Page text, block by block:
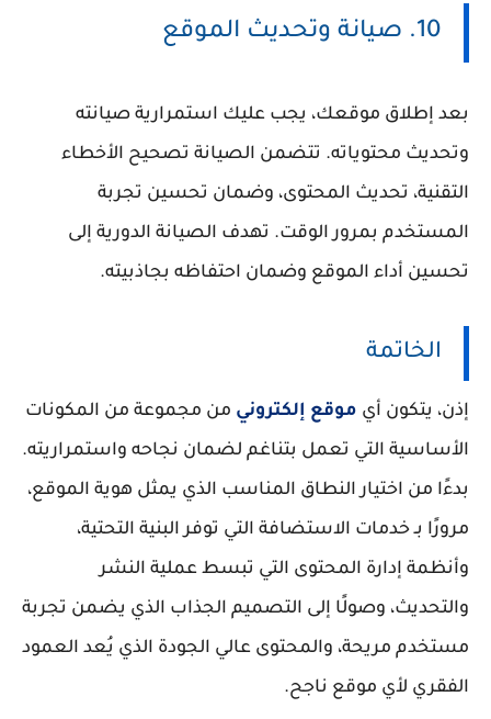
10. صيانة وتحديث الموقع
بعد إطلاق موقعك، يجب عليك استمرارية صيانته
وتحديث محتوياته. تتضمن الصيانة تصحيح الأخطاء
التقنية، تحديث المحتوى، وضمان تحسين تجربة
المستخدم بمرور الوقت. تهدف الصيانة الدورية إلى
تحسين أداء الموقع وضمان احتفاظه بجاذبيته.
الخاتمة
إذن، يتكون أي موقع إلكتروني من مجموعة من المكونات
الأساسية التي تعمل بتناغم لضمان نجاحه واستمراريته.
بدءًا من اختيار النطاق المناسب الذي يمثل هوية الموقع،
مرورًا بـ خدمات الاستضافة التي توفر البنية التحتية،
وأنظمة إدارة المحتوى التي تبسط عملية النشر
والتحديث، وصولًا إلى التصميم الجذاب الذي يضمن تجربة
مستخدم مريحة، والمحتوى عالي الجودة الذي يُعد العمود
الفقري لأي موقع ناجح.